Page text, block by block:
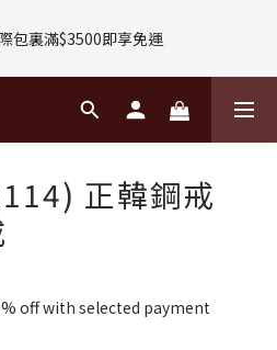
限售完不補)
包裏滿$3500即享免運
任選3件 贈 $188購物金
價商品 贈【威靈頓 / 波士頓墨鏡】
限售完不補)正韓鋼戒
off with selected payment